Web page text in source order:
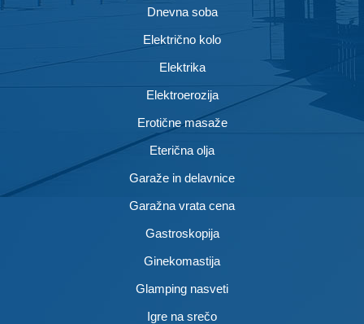
Dnevna soba
Električno kolo
Elektrika
Elektroerozija
Erotične masaže
Eterična olja
Garaže in delavnice
Garažna vrata cena
Gastroskopija
Ginekomastija
Glamping nasveti
Igre na srečo